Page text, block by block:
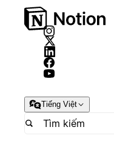
Tiếng Việt